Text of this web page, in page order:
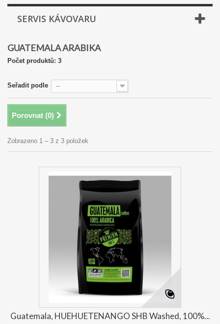
SERVIS KÁVOVARU
GUATEMALA ARABIKA
Počet produktů: 3
Seřadit podle --
Porovnat (0)
Zobrazeno 1 – 3 z 3 položek
Guatemala, HUEHUETENANGO SHB Washed, 100%...